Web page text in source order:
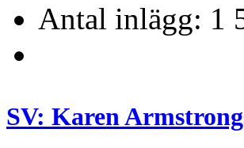
Antal inlägg: 1
SV: Karen